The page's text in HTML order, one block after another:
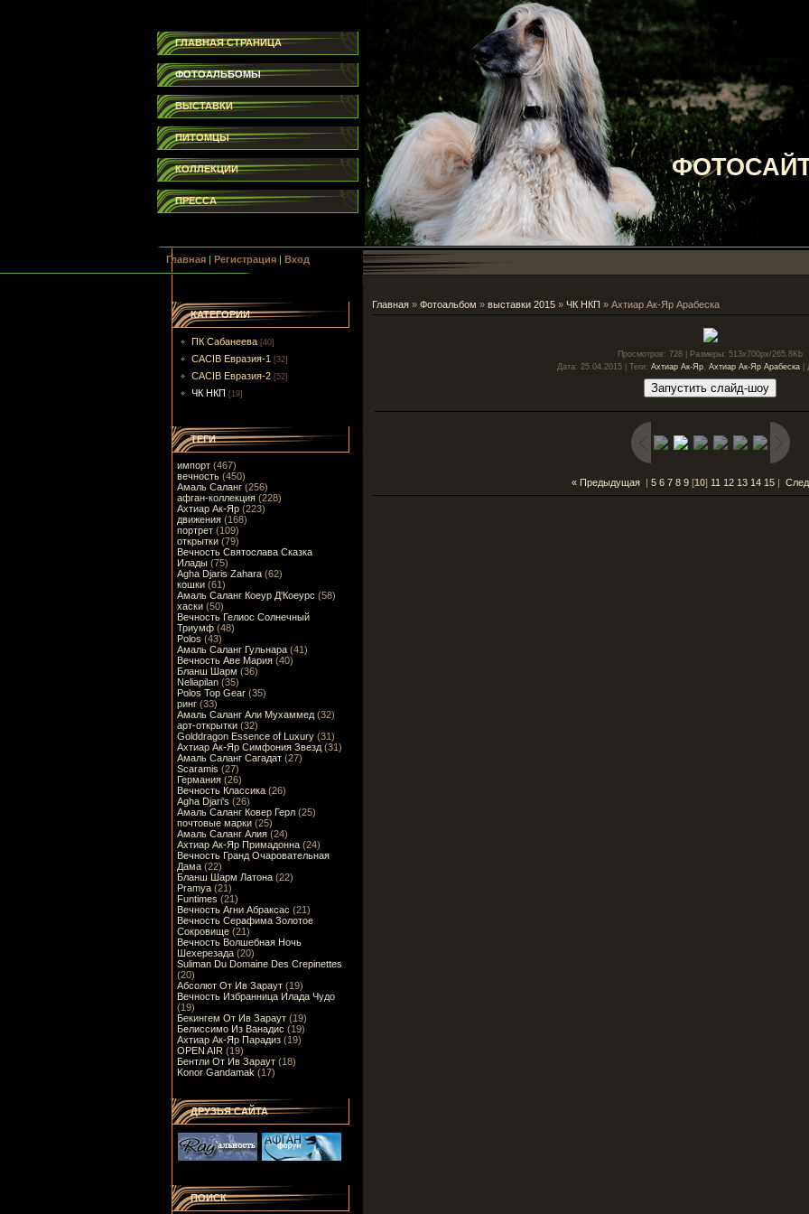
ФОТОСАЙТ
ГЛАВНАЯ СТРАНИЦА
ФОТОАЛЬБОМЫ
ВЫСТАВКИ
ПИТОМЦЫ
КОЛЛЕКЦИИ
ПРЕССА
Главная| Регистрация| Вход
КАТЕГОРИИ
ПК Сабанеева [40]
CACIB Евразия-1 [32]
CACIB Евразия-2 [52]
ЧК НКП [19]
ТЕГИ
импорт(467)
вечность(450)
Амаль Саланг(256)
афган-коллекция(228)
Ахтиар Ак-Яр(223)
движения(168)
портрет(109)
открытки(79)
Вечность Святослава Сказка
Илады(75)
Agha Djaris Zahara(62)
кошки(61)
Амаль Саланг Коеур Д'Коеурс (58)
хаски(50)
Вечность Гелиос Солнечный
Триумф(48)
Polos (43)
Амаль Саланг Гульнара(41)
Вечность Аве Мария(40)
Бланш Шарм (36)
Neliapilan(35)
Polos Top Gear(35)
ринг(33)
Амаль Саланг Али Мухаммед(32)
арт-открытки(32)
Golddragon Essence of Luxury(31)
Ахтиар Ак-Яр Симфония Звезд(31)
Амаль Саланг Сагадат(27)
Scaramis (27)
Германия(26)
Вечность Классика(26)
Agha Djari's (26)
Амаль Саланг Ковер Герл(25)
почтовые марки(25)
Амаль Саланг Алия(24)
Ахтиар Ак-Яр Примадонна(24)
Вечность Гранд Очаровательная
Дама(22)
Бланш Шарм Латона(22)
Pramya(21)
Funtimes (21)
Вечность Агни Абраксас (21)
Вечность Серафима Золотое
Сокровище(21)
Вечность Волшебная Ночь
Шехерезада(20)
Suliman Du Domaine Des Crepinettes
(20)
Абсолют От Ив Зараут(19)
Вечность Избранница Илада Чудо
(19)
Бекингем От Ив Зараут(19)
Белиссимо Из Ванадис (19)
Ахтиар Ак-Яр Парадиз(19)
OPEN AIR (19)
Бентли От Ив Зараут(18)
Konor Gandamak (17)
ДРУЗЬЯ САЙТА
ПОИСК
Главная» Фотоальбом » выставки 2015» ЧК НКП » Ахтиар Ак-Яр Арабеска
Просмотров: 728 | Размеры: 513x700px/265.8Kb
Дата: 25.04.2015 | Теги: Ахтиар Ак-Яр, Ахтиар Ак-Яр Арабеска|
« Предыдущая | 5 6 7 8 9 [10] 11 12 13 14 15 |